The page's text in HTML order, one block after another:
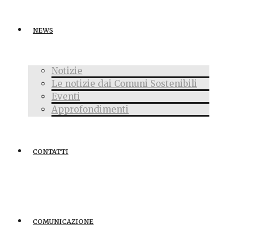
NEWS
Notizie
Le notizie dai Comuni Sostenibili
Eventi
Approfondimenti
CONTATTI
COMUNICAZIONE